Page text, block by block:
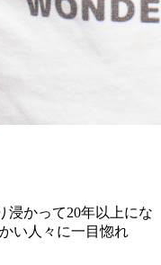
浸かって20年以上にな
い人々に一目惚れ